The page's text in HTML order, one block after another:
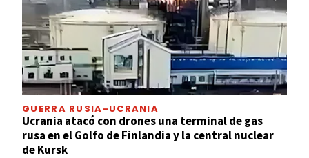
GUERRA RUSIA-UCRANIA
Ucrania atacó con drones una terminal de gas
rusa en el Golfo de Finlandia y la central nuclear
de Kursk